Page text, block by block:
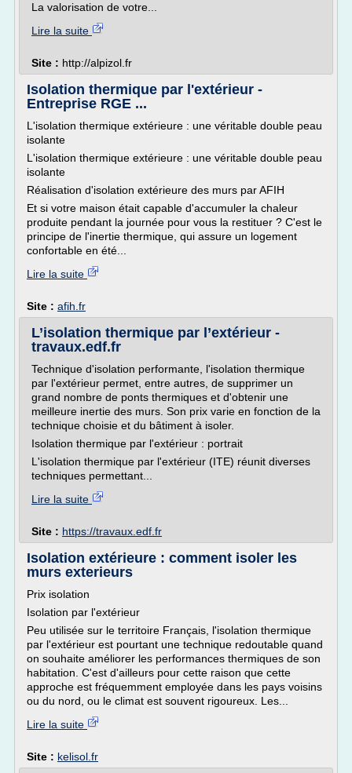
La valorisation de votre...
Lire la suite
Site : http://alpizol.fr
Isolation thermique par l'extérieur -
Entreprise RGE ...
L'isolation thermique extérieure : une véritable double peau
isolante
L'isolation thermique extérieure : une véritable double peau
isolante
Réalisation d'isolation extérieure des murs par AFIH
Et si votre maison était capable d'accumuler la chaleur
produite pendant la journée pour vous la restituer ? C'est le
principe de l'inertie thermique, qui assure un logement
confortable en été...
Lire la suite
Site : afih.fr
L’isolation thermique par l’extérieur -
travaux.edf.fr
Technique d'isolation performante, l'isolation thermique
par l'extérieur permet, entre autres, de supprimer un
grand nombre de ponts thermiques et d'obtenir une
meilleure inertie des murs. Son prix varie en fonction de la
technique choisie et du bâtiment à isoler.
Isolation thermique par l'extérieur : portrait
L'isolation thermique par l'extérieur (ITE) réunit diverses
techniques permettant...
Lire la suite
Site : https://travaux.edf.fr
Isolation extérieure : comment isoler les
murs exterieurs
Prix isolation
Isolation par l'extérieur
Peu utilisée sur le territoire Français, l'isolation thermique
par l'extérieur est pourtant une technique redoutable quand
on souhaite améliorer les performances thermiques de son
habitation. C'est d'ailleurs pour cette raison que cette
approche est fréquemment employée dans les pays voisins
ou du nord, ou le climat est souvent rigoureux. Les...
Lire la suite
Site : kelisol.fr